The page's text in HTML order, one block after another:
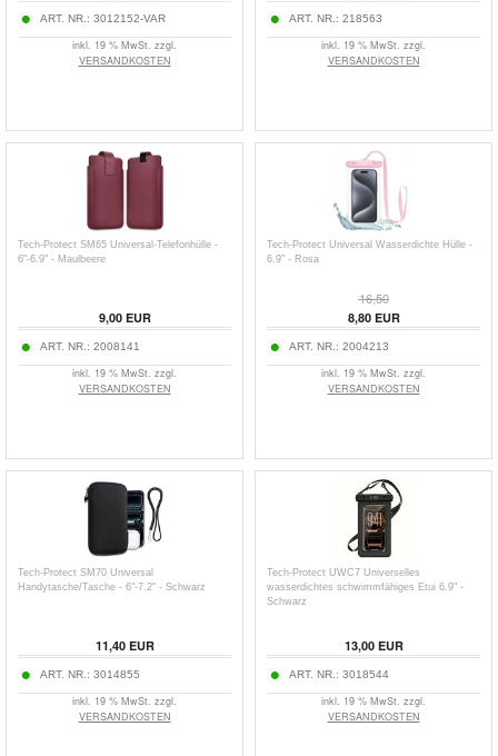
ART. NR.: 3012152-VAR
inkl. 19 % MwSt. zzgl.
VERSANDKOSTEN
ART. NR.: 218563
inkl. 19 % MwSt. zzgl.
VERSANDKOSTEN
Tech-Protect SM65 Universal-Telefonhülle -
6"-6.9" - Maulbeere
9,00EUR
ART. NR.: 2008141
inkl. 19 % MwSt. zzgl.
VERSANDKOSTEN
Tech-Protect Universal Wasserdichte Hülle -
6.9" - Rosa
16,50
8,80EUR
ART. NR.: 2004213
inkl. 19 % MwSt. zzgl.
VERSANDKOSTEN
Tech-Protect SM70 Universal
Handytasche/Tasche - 6"-7.2" - Schwarz
11,40EUR
ART. NR.: 3014855
inkl. 19 % MwSt. zzgl.
VERSANDKOSTEN
Tech-Protect UWC7 Universelles
wasserdichtes schwimmfähiges Etui 6.9" -
Schwarz
13,00EUR
ART. NR.: 3018544
inkl. 19 % MwSt. zzgl.
VERSANDKOSTEN